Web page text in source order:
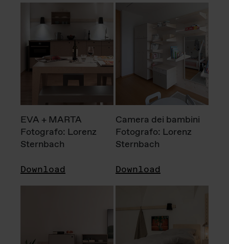
EVA + MARTA
Fotografo: Lorenz
Sternbach
Download
Camera dei bambini
Fotografo: Lorenz
Sternbach
Download